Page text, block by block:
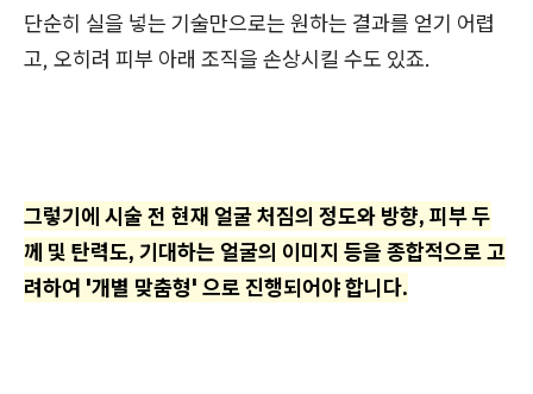
단순히 실을 넣는 기술만으로는 원하는 결과를 얻기 어렵
고, 오히려 피부 아래 조직을 손상시킬 수도 있죠.
그렇기에 시술 전 현재 얼굴 처짐의 정도와 방향, 피부 두
께 및 탄력도, 기대하는 얼굴의 이미지 등을 종합적으로 고
려하여 '개별 맞춤형' 으로 진행되어야 합니다.